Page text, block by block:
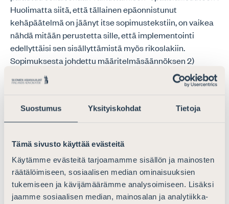
Suostumus Yksityiskohdat Tietoja
Tämä sivusto käyttää evästeitä
Käytämme evästeitä tarjoamamme sisällön ja mainosten
räätälöimiseen, sosiaalisen median ominaisuuksien
tukemiseen ja kävijämäärämme analysoimiseen. Lisäksi
jaamme sosiaalisen median, mainosalan ja analytiikka-